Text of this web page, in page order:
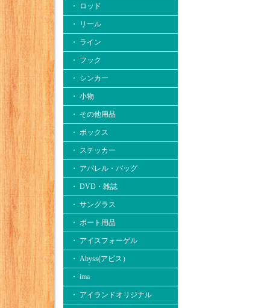
・ ロッド
・ リール
・ ライン
・ フック
・ シンカー
・ 小物
・ その他用品
・ ボックス
・ ステッカー
・ アパレル・バッグ
・ DVD・雑誌
・ サングラス
・ ボート用品
・ アイスフォーゲル
・ Abyss(アビス）
・ ima
・ アイランドオリジナル